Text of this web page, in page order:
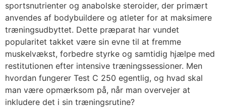
sportsnutrienter og anabolske steroider, der primært
anvendes af bodybuildere og atleter for at maksimere
træningsudbyttet. Dette præparat har vundet
popularitet takket være sin evne til at fremme
muskelvækst, forbedre styrke og samtidig hjælpe med
restitutionen efter intensive træningssessioner. Men
hvordan fungerer Test C 250 egentlig, og hvad skal
man være opmærksom på, når man overvejer at
inkludere det i sin træningsrutine?